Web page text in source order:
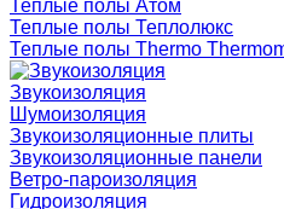
Теплые полы Атом
Теплые полы Теплолюкс
Теплые полы Thermo
Звукоизоляция
Шумоизоляция
Звукоизоляционные плиты
Звукоизоляционные панели
Ветро-пароизоляция
Гидроизоляция